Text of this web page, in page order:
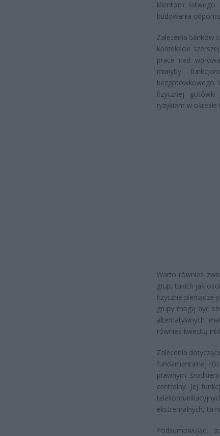
klientom
budowania
Zalecenia banków
kontekście
prace nad
miałyby
bezgotówkowego.
fizycznej
ryzykiem w
Warto również
grup, takich jak
fizyczne pieniądze
grupy mogą być
alternatywnych
również kwestią
Zalecenia
fundamentalnej
prawnym
centralny. Jej
ekstremalnych, ta
Podsumowując,